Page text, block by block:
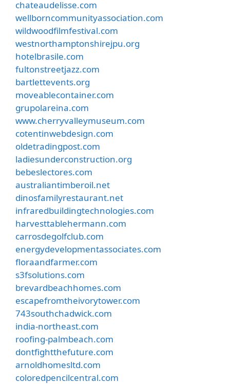
chateaudelisse.com
wellborncommunityassociation.com
wildwoodfilmfestival.com
westnorthamptonshirejpu.org
hotelbrasile.com
fultonstreetjazz.com
bartlettevents.org
moveablecontainer.com
grupolareina.com
www.cherryvalleymuseum.com
cotentinwebdesign.com
oldetradingpost.com
ladiesunderconstruction.org
bebeslectores.com
australiantimberoil.net
dinosfamilyrestaurant.net
infraredbuildingtechnologies.com
harvesttablehermann.com
carrosdegolfclub.com
energydevelopmentassociates.com
floraandfarmer.com
s3fsolutions.com
brevardbeachhomes.com
escapefromtheivorytower.com
743southchadwick.com
india-northeast.com
roofing-palmbeach.com
dontfightthefuture.com
arnoldhomesltd.com
coloredpencilcentral.com